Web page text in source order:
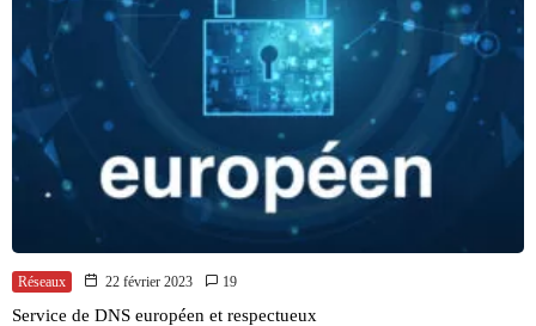
Réseaux 22 février 2023 19
Service de DNS européen et respectueux